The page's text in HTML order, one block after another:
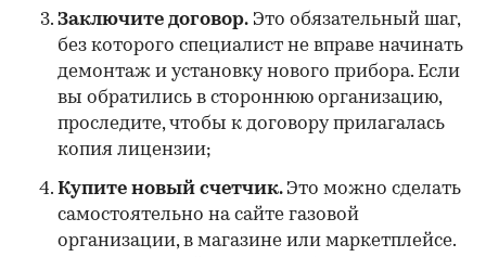
Заключите договор. Это обязательный шаг,
без которого специалист не вправе начинать
демонтаж и установку нового прибора. Если
вы обратились в стороннюю организацию,
проследите, чтобы к договору прилагалась
копия лицензии;
Купите новый счетчик. Это можно сделать
самостоятельно на сайте газовой
организации, в магазине или маркетплейсе.